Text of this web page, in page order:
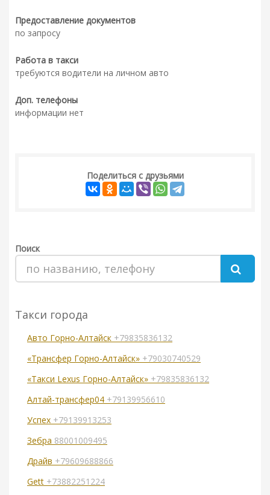
Предоставление документов
по запросу
Работа в такси
требуются водители на личном авто
Доп. телефоны
информации нет
Поделиться с друзьями
Поиск
Такси города
Авто Горно-Алтайск +79835836132
«Трансфер Горно-Алтайск» +79030740529
«Такси Lexus Горно-Алтайск» +79835836132
Алтай-трансфер04 +79139956610
Успех +79139913253
Зебра 88001009495
Драйв +79609688866
Gett +73882251224